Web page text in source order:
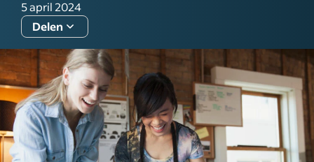
5 april 2024
Delen